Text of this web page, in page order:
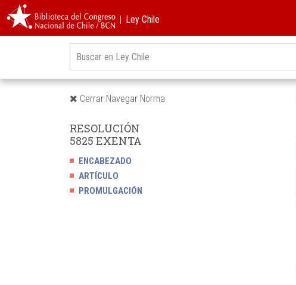
︱Ley Chile
Cerrar Navegar Norma
RESOLUCIÓN
5825 EXENTA
ENCABEZADO
ARTÍCULO
PROMULGACIÓN